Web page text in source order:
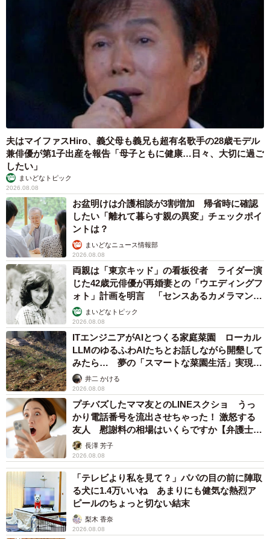
夫はマイファスHiro、義父母も義兄も超有名歌手の28歳モデル
兼俳優が第1子出産を報告「母子ともに健康…日々、大切に過ご
したい」
まいどなトピック
2026.08.08
お盆明けは介護相談が3割増加 帰省時に確認
したい「離れて暮らす親の異変」チェックポイ
ントは？
まいどなニュース情報部
2026.08.08
両親は「東京キッド」の看板役者 ライダー演
じた42歳元俳優が再婚妻との「ウエディングフ
ォト」計画を明言 「センスあるカメラマン求
む」まいどなトピック
2026.08.08
ITエンジニアがAIとつくる家庭菜園 ローカル
LLMのゆるふわAIたちとお話しながら開墾して
みたら… 夢の「スマートな菜園生活」実現な
るか井二 かける
2026.08.08
プチバズしたママ友とのLINEスクショ うっ
かり電話番号を流出させちゃった！ 激怒する
友人 慰謝料の相場はいくらですか【弁護士が
解説】長澤 芳子
2026.08.08
「テレビより私を見て？」パパの目の前に陣取
る犬に1.4万いいね あまりにも健気な熱烈ア
ピールのちょっと切ない結末
梨木 香奈
2026.08.08